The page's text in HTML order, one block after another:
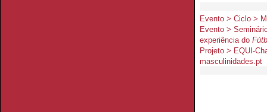
Evento > Ciclo >
Evento >
experiência do
Projeto > EQUI-
masculinidades.pt